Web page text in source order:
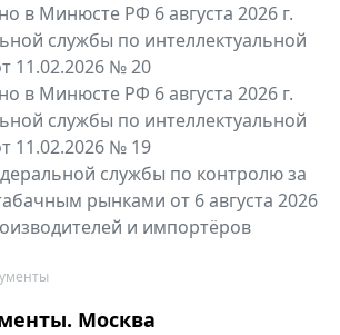
в Минюсте РФ 6 августа 2026 г.
службы по интеллектуальной
11.02.2026 № 20
в Минюсте РФ 6 августа 2026 г.
службы по интеллектуальной
11.02.2026 № 19
службы по контролю за
рынками от 6 августа 2026
и импортёров
Москва